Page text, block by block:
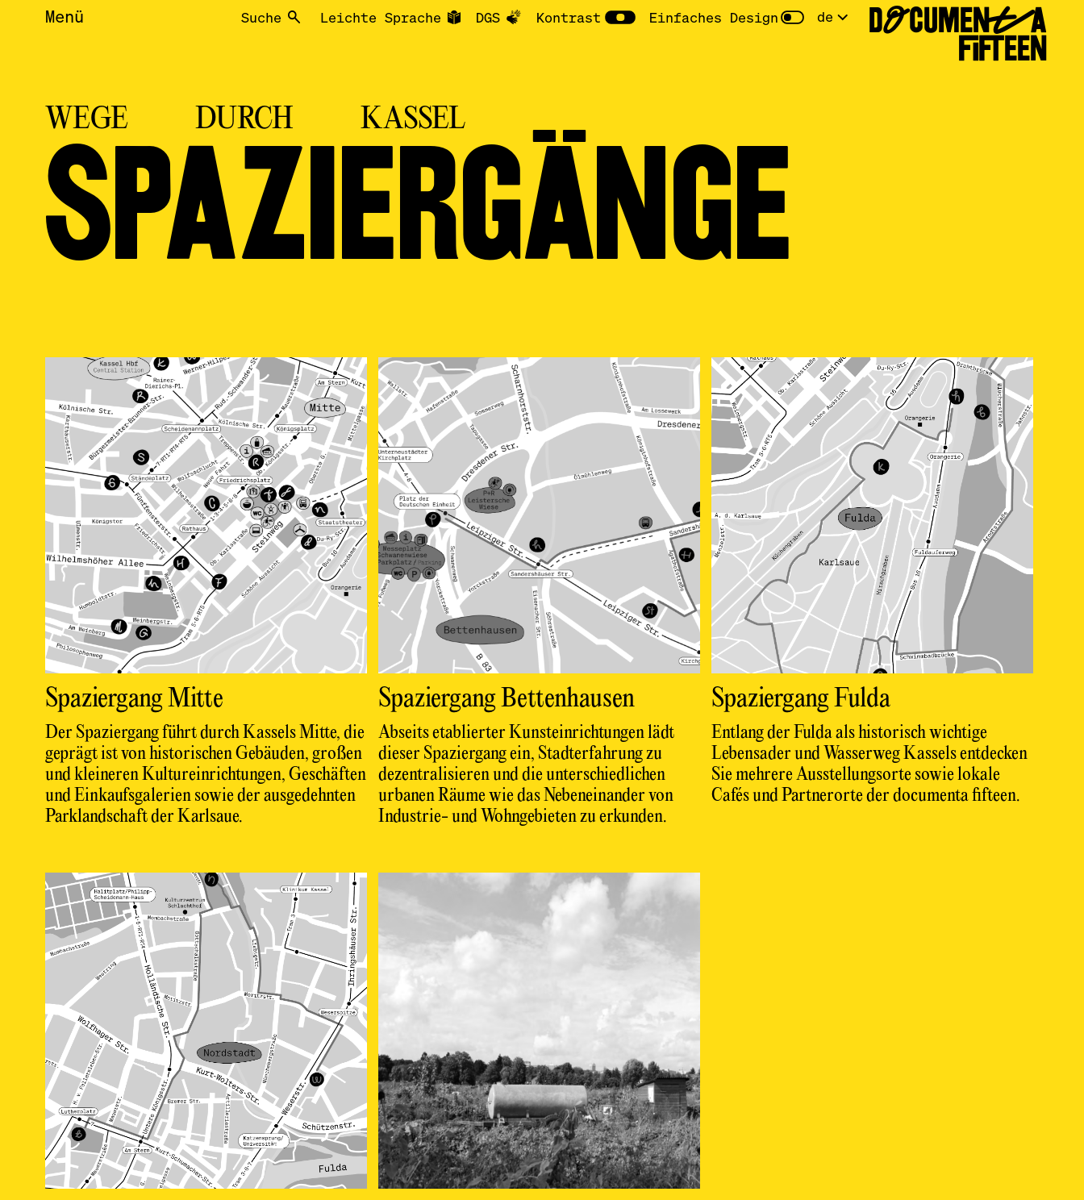
Menü Suche Leichte Sprache DGS Kontrast Einfaches Design de DOCUMENTA
FIFTEEN
WEGE DURCH KASSEL
SPAZIERGÄNGE
Spaziergang Mitte
Der Spaziergang führt durch Kassels Mitte, die
geprägt ist von historischen Gebäuden, großen
und kleineren Kultureinrichtungen, Geschäften
und Einkaufsgalerien sowie der ausgedehnten
Parklandschaft der Karlsaue.
Spaziergang Bettenhausen
Abseits etablierter Kunsteinrichtungen lädt
dieser Spaziergang ein, Stadterfahrung zu
dezentralisieren und die unterschiedlichen
urbanen Räume wie das Nebeneinander von
Industrie- und Wohngebieten zu erkunden.
Spaziergang Fulda
Entlang der Fulda als historisch wichtige
Lebensader und Wasserweg Kassels entdecken
Sie mehrere Ausstellungsorte sowie lokale
Cafés und Partnerorte der documenta fifteen.